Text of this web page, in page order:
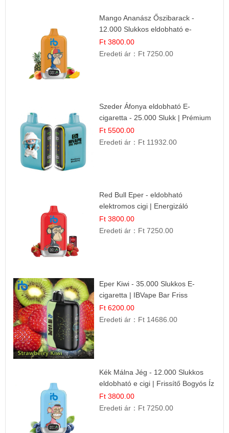
Mango Ananász Őszibarack -
12.000 Slukkos eldobható e-
Cigaretta
Ft 3800.00
Eredeti ár： Ft 7250.00
Szeder Áfonya eldobható E-
cigaretta - 25.000 Slukk | Prémium
Gyümölcs Íz
Ft 5500.00
Eredeti ár： Ft 11932.00
Red Bull Eper - eldobható
elektromos cigi | Energizáló
Gyümölcs Íz
Ft 3800.00
Eredeti ár： Ft 7250.00
Eper Kiwi - 35.000 Slukkos E-
cigaretta | IBVape Bar Friss
Gyümölcs Ízek
Ft 6200.00
Eredeti ár： Ft 14686.00
Kék Málna Jég - 12.000 Slukkos
eldobható e cigi | Frissítő Bogyós Íz
Ft 3800.00
Eredeti ár： Ft 7250.00